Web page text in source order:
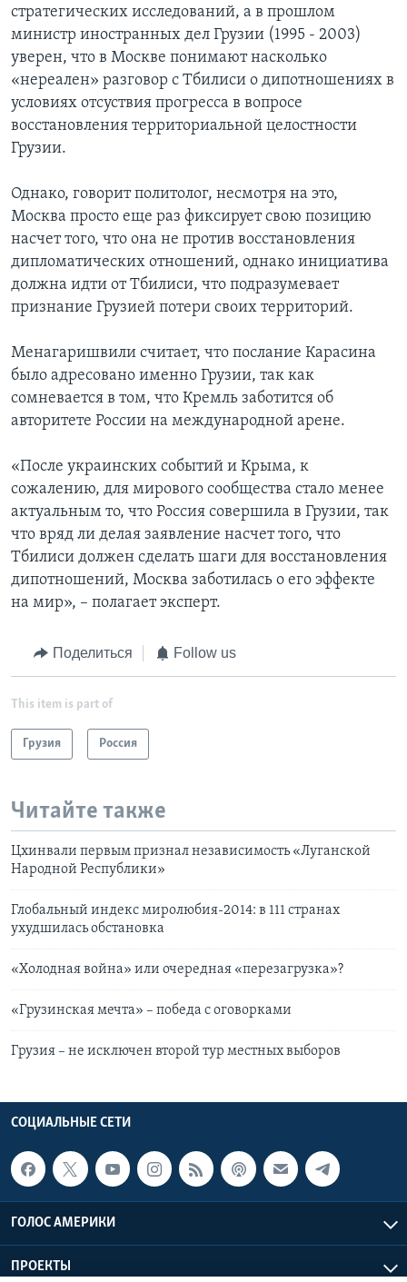
стратегических исследований, а в прошлом
министр иностранных дел Грузии (1995 - 2003)
уверен, что в Москве понимают насколько
«нереален» разговор с Тбилиси о дипотношениях в
условиях отсуствия прогресса в вопросе
восстановления территориальной целостности
Грузии.
Однако, говорит политолог, несмотря на это,
Москва просто еще раз фиксирует свою позицию
насчет того, что она не против восстановления
дипломатических отношений, однако инициатива
должна идти от Тбилиси, что подразумевает
признание Грузией потери своих территорий.
Менагаришвили считает, что послание Карасина
было адресовано именно Грузии, так как
сомневается в том, что Кремль заботится об
авторитете России на международной арене.
«После украинских событий и Крыма, к
сожалению, для мирового сообщества стало менее
актуальным то, что Россия совершила в Грузии, так
что вряд ли делая заявление насчет того, что
Тбилиси должен сделать шаги для восстановления
дипотношений, Москва заботилась о его эффекте
на мир», – полагает эксперт.
Поделиться Follow us
This item is part of
Грузия Россия
Читайте также
Цхинвали первым признал независимость «Луганской
Народной Республики»
Глобальный индекс миролюбия-2014: в 111 странах
ухудшилась обстановка
«Холодная война» или очередная «перезагрузка»?
«Грузинская мечта» – победа с оговорками
Грузия – не исключен второй тур местных выборов
СОЦИАЛЬНЫЕ СЕТИ
ГОЛОС АМЕРИКИ
ПРОЕКТЫ